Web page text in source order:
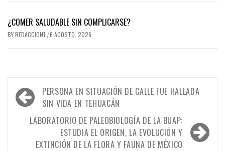
¿COMER SALUDABLE SIN COMPLICARSE?
BYREDACCION1 /6 AGOSTO, 2026
Navegación
de
entradas
PERSONA EN SITUACIÓN DE CALLE FUE HALLADA
SIN VIDA EN TEHUACÁN
LABORATORIO DE PALEOBIOLOGÍA DE LA BUAP:
ESTUDIA EL ORIGEN, LA EVOLUCIÓN Y
EXTINCIÓN DE LA FLORA Y FAUNA DE MÉXICO